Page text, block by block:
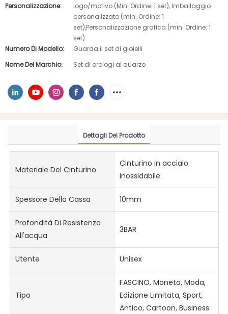
Personalizzazione:
logo/motivo (Min. Ordine: 1 set), Imballaggio
personalizzato (min. Ordine: 1
set),Personalizzazione grafica (min. Ordine: 1
set)
Numero Di Modello:
Guarda il set di gioielli
Nome Del Marchio:
Set di orologi al quarzo
Dettagli Del Prodotto
Materiale Del Cinturino
Cinturino in acciaio
inossidabile
Spessore Della Cassa 10mm
Profondità Di Resistenza
All'acqua
3BAR
Utente Unisex
Tipo
FASCINO, Moneta, Moda,
Edizione Limitata, Sport,
Antico, Cartoon, Business